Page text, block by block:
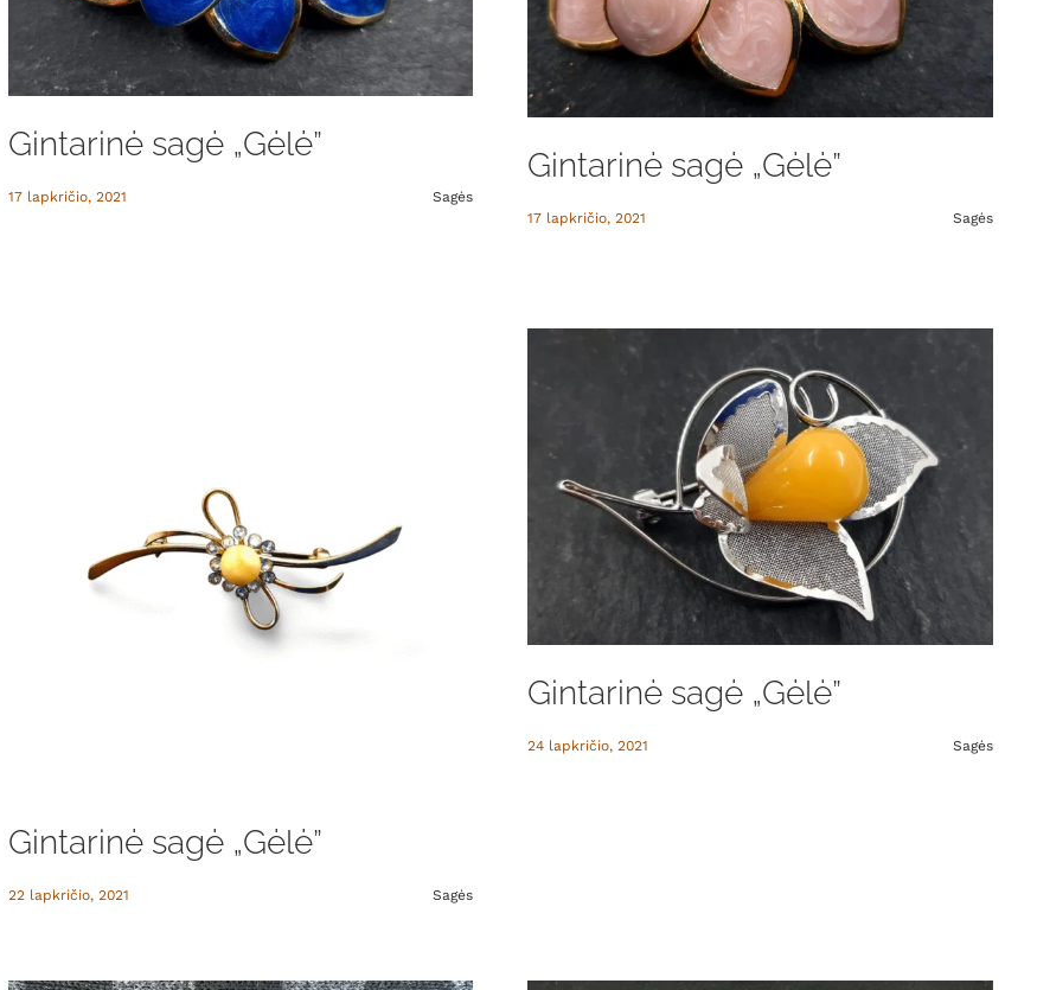
Gintarinė sagė „Gėlė”
17 lapkričio, 2021
Gintarinė sagė „Gėlė”
17 lapkričio, 2021
22 lapkričio, 2021
Gintarinė sagė „Gėlė”
24 lapkričio, 2021